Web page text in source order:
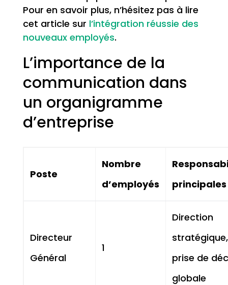
Pour en savoir plus, n’hésitez pas à lire
cet article sur l’intégration réussie des
nouveaux employés.
L’importance de la
communication dans
un organigramme
d’entreprise
Poste
Nombre
d’employés
principales
Directeur
Général
1
Direction
stratégique,
prise de
globale